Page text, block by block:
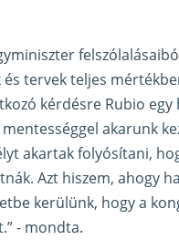
tervek teljes
kérdésre Rubio
akarunk
akartak folyósítani,
Azt hiszem, ahogy
kerülünk, hogy a
- mondta.